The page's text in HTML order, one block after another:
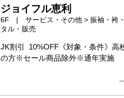
ジョイフル恵利
6F | サービス・その他 > 振袖・袴
タル・販売
JK割引 10%OFF《対象・条件》高
の方※セール商品除外※通年実施